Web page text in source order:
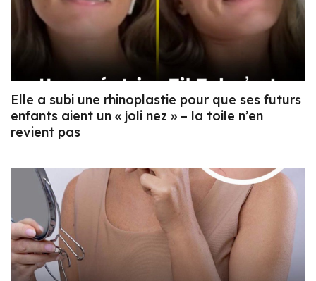
Elle a subi une rhinoplastie pour que ses futurs
enfants aient un « joli nez » – la toile n’en
revient pas